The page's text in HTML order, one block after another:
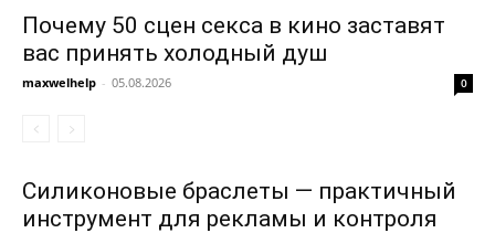
Почему 50 сцен секса в кино заставят
вас принять холодный душ
maxwelhelp - 05.08.2026 0
Силиконовые браслеты — практичный
инструмент для рекламы и контроля